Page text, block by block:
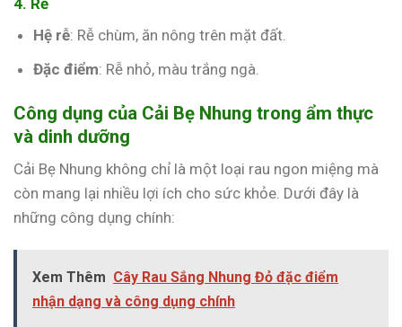
Hệ rễ: Rễ chùm, ăn nông trên mặt đất.
Đặc điểm: Rễ nhỏ, màu trắng ngà.
Công dụng của Cải Bẹ Nhung trong ẩm thực
và dinh dưỡng
Cải Bẹ Nhung không chỉ là một loại rau ngon miệng mà
còn mang lại nhiều lợi ích cho sức khỏe. Dưới đây là
những công dụng chính:
Xem Thêm Cây Rau Sắng Nhung Đỏ đặc điểm
nhận dạng và công dụng chính